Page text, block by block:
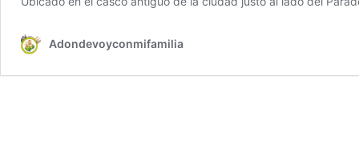
Adondevoyconmifamilia